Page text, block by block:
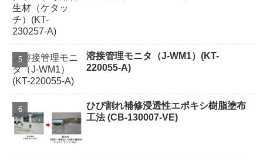
溶接管理モニタ（J-WM1）(KT-
220055-A)
ひび割れ補修浸透性エポキシ樹脂塗布
工法 (CB-130007-VE)